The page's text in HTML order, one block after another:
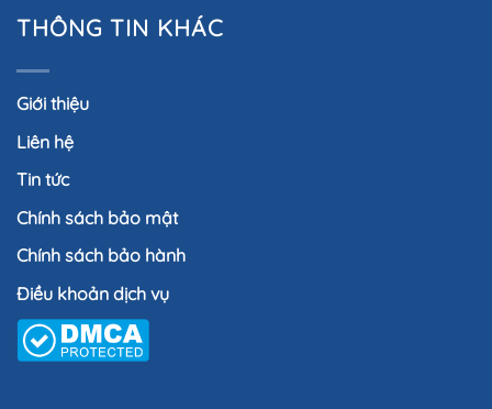
THÔNG TIN KHÁC
Giới thiệu
Liên hệ
Tin tức
Chính sách bảo mật
Chính sách bảo hành
Điều khoản dịch vụ